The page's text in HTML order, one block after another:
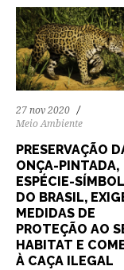
27 nov 2020
Meio Ambiente
PRESERVAÇÃO
ONÇA-PINTADA,
ESPÉCIE-
DO BRASIL,
MEDIDAS DE
PROTEÇÃO AO
HABITAT E
À CAÇA ILEGAL